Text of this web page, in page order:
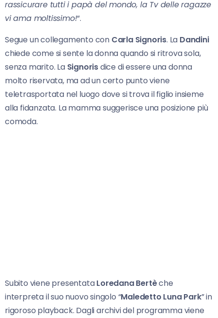
rassicurare tutti i papà del mondo, la Tv delle ragazze
vi ama moltissimo!“.
Segue un collegamento con Carla Signoris. La Dandini
chiede come si sente la donna quando si ritrova sola,
senza marito. La Signorisdice di essere una donna
molto riservata, ma ad un certo punto viene
teletrasportata nel luogo dove si trova il figlio insieme
alla fidanzata. La mamma suggerisce una posizione più
comoda.
Subito viene presentataLoredana Bertèche
interpreta il suo nuovo singolo “Maledetto Luna Park” in
rigoroso playback. Dagli archivi del programma viene